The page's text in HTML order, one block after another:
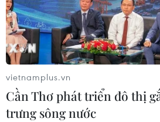
vietnamplus.vn
Cần Thơ phát triển đô thị
trưng sông nước